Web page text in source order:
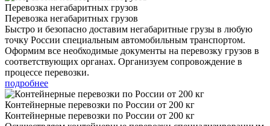
Перевозка негабаритных грузов
Перевозка негабаритных грузов
Быстро и безопасно доставим негабаритные грузы в любую
точку России специальным автомобильным транспортом.
Оформим все необходимые документы на перевозку грузов в
соответствующих органах. Организуем сопровождение в
процессе перевозки.
подробнее
Контейнерные перевозки по России от 200 кг
Контейнерные перевозки по России от 200 кг